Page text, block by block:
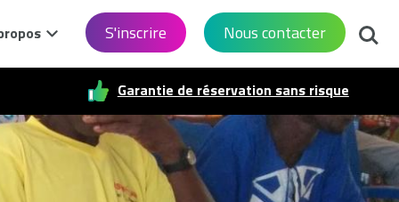
S'inscrire Nous contacter
Garantie de réservation sans risque